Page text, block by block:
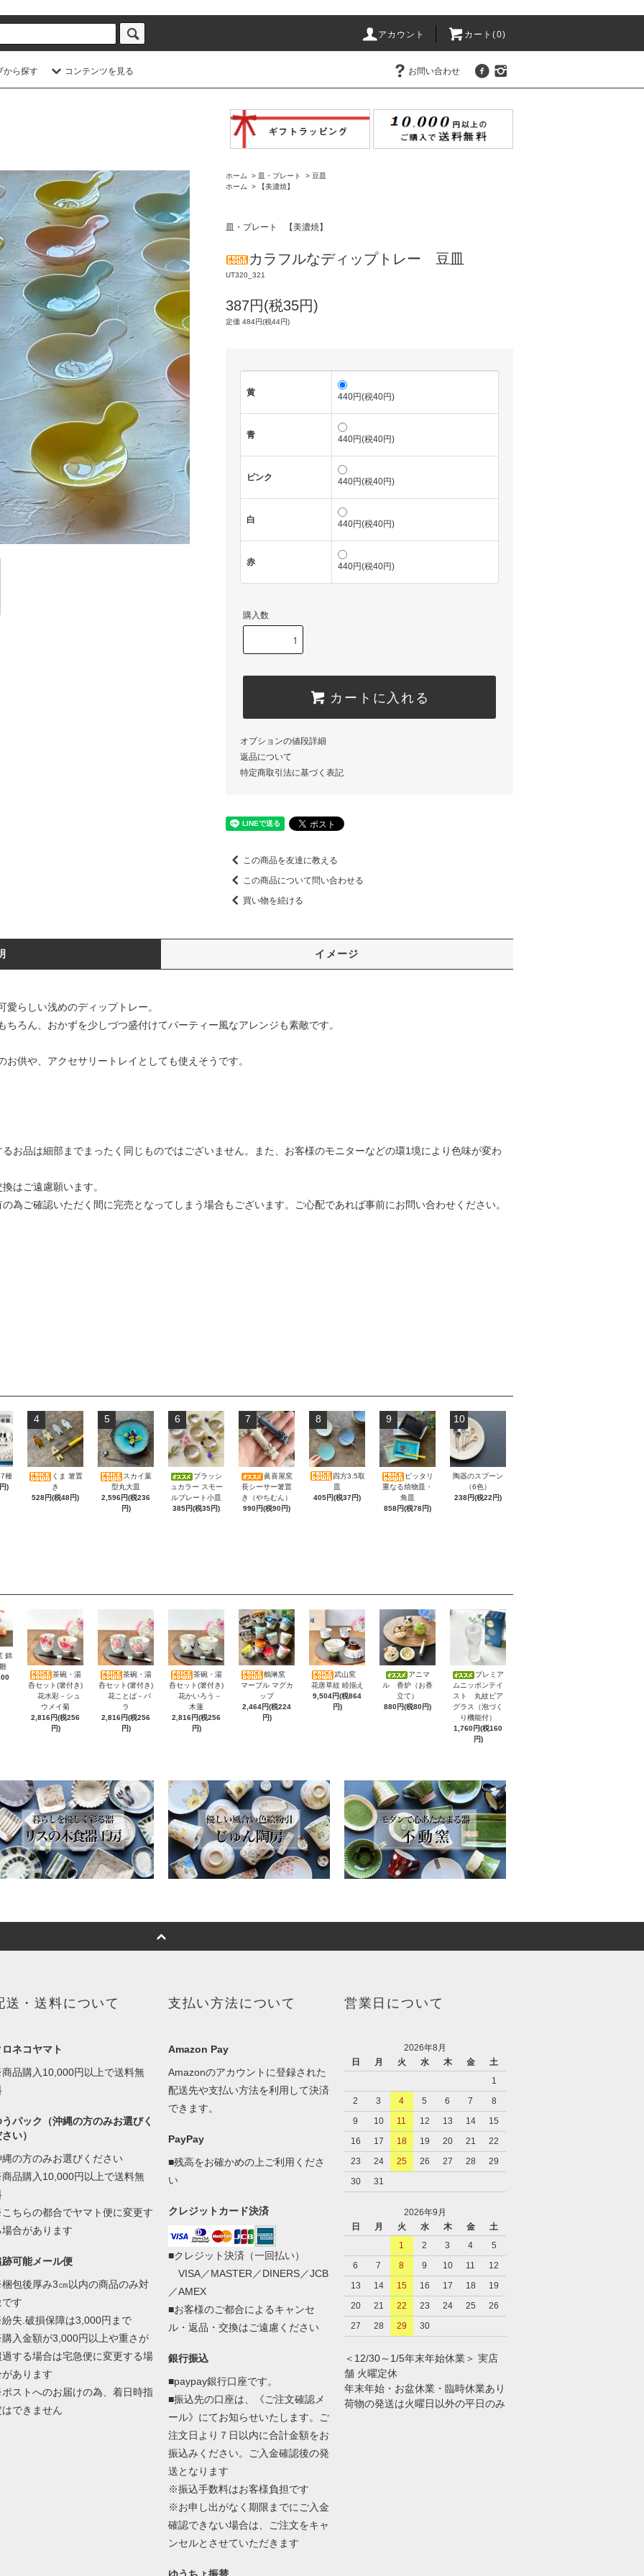
アカウント カート(0)
から探す コンテンツを見る お問い合わせ
ホーム > 皿・プレート > 豆皿
ホーム
> 【美濃焼】
皿・プレート 【美濃焼】
カラフルなディップトレー 豆皿
UT320_321
387円(税35円)
定価 484円(税44円)
黄 440円(税40円)
青 440円(税40円)
ピンク 440円(税40円)
白 440円(税40円)
赤 440円(税40円)
購入数
カートに入れる
オプションの値段詳細
返品について
特定商取引法に基づく表記
この商品を友達に教える
この商品について問い合わせる
買い物を続ける
イメージ
らしい浅めのディップトレー。
ろん、おかずを少しづつ盛付けてパーティー風なアレンジも素敵です。
供や、アクセサリートレイとしても使えそうです。
お品は細部までまったく同じものではございません。また、お客様のモニターなどの環1境により色味が変わ
はご遠慮願います。
為ご確認いただく間に完売となってしまう場合もございます。ご心配であれば事前にお問い合わせください。
種
)
4
くま 箸置
き
528円(税48円)
5
スカイ葉
型丸大皿
2,596円(税236
円)
6
ブラッシ
ュカラー スモー
ルプレート小皿
385円(税35円)
7
眞喜屋窯
長シーサー箸置
き（やちむん）
990円(税90円)
8
四方3.5取
皿
405円(税37円)
9
ピッタリ
重なる焼物皿・
角皿
858円(税78円)
10
陶器のスプーン
（6色）
238円(税22円)
錦
茶碗・湯
呑セット(箸付き)
花水彩－シュ
ウメイ菊
2,816円(税256
円)
茶碗・湯
呑セット(箸付き)
花ことば－バ
ラ
2,816円(税256
円)
茶碗・湯
呑セット(箸付き)
花かいろう－
木蓮
2,816円(税256
円)
鶴琳窯
マーブル マグカ
ップ
2,464円(税224
円)
武山窯
花唐草紋 睦揃え
9,504円(税864
円)
アニマ
ル 香炉（お香
立て）
880円(税80円)
プレミア
ムニッポンテイ
スト 丸紋ビア
グラス（泡づく
り機能付）
1,760円(税160
円)
送・送料について
ネコヤマト
品購入10,000円以上で送料無
うパック（沖縄の方のみお選びく
い）
縄の方のみお選びください
品購入10,000円以上で送料無
ちらの都合でヤマト便に変更す
場合があります
跡可能メール便
包後厚み3㎝以内の商品のみ対
す
失.破損保障は3,000円まで
入金額が3,000円以上や重さが
過する場合は宅急便に変更する場
があります
ストへのお届けの為、着日時指
はできません
支払い方法について
Amazon Pay
Amazonのアカウントに登録された
配送先や支払い方法を利用して決済
できます。
PayPay
■残高をお確かめの上ご利用くださ
い
クレジットカード決済
■クレジット決済（一回払い）
VISA／MASTER／DINERS／JCB
／AMEX
■お客様のご都合によるキャンセ
ル・返品・交換はご遠慮ください
銀行振込
■paypay銀行口座です。
■振込先の口座は、《ご注文確認メ
ール》にてお知らせいたします。ご
注文日より７日以内に合計金額をお
振込みください。ご入金確認後の発
送となります
※振込手数料はお客様負担です
※お申し出がなく期限までにご入金
確認できない場合は、ご注文をキャ
ンセルとさせていただきます
営業日について
2026年8月
日
月 火 水 木 金
土
1
2
3 4 5 6 7
8
9
10 11 12 13 14
15
16
17 18 19 20 21
22
23
24 25 26 27 28
29
30
31
2026年9月
日
月 火 水 木 金
土
1
2 3 4
5
6
7 8 9 10 11
12
13
14 15 16 17 18
19
20
21 22 23 24 25
26
27
28 29 30
＜12/30～1/5年末年始休業＞ 実店
舗 火曜定休
年末年始・お盆休業・臨時休業あり
荷物の発送は火曜日以外の平日のみ